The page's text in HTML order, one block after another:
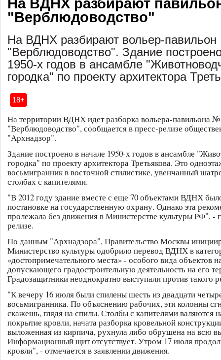
На ВДНХ разбирают
"Верблюдоводство"
На ВДНХ разбирают вольер-
"Верблюдоводство". Здание
1950-х годов в ансамбле
городка" по проекту архитектора
18+
На территории ВДНХ идет разборка вольера-павильона
"Верблюдоводство", сообщается в пресс-релизе
"Архнадзор".
Здание построено в начале 1950-х годов в ансамбле
городка" по проекту архитектора Третьякова. Это
восьмигранник в восточной стилистике, увенчанный
столбах с капителями.
"В 2012 году здание вместе с еще 70 объектами ВДНХ
постановке на государственную охрану. Однако эта
пролежала без движения в Министерстве культуры РФ", -
релизе.
По данным "Архнадзора", Правительство Москвы
Министерство культуры одобрило перевод ВДНХ в
«достопримечательного места» - особого вида объектов
допускающего градостроительную деятельность на его
Градозащитники неоднократно выступали против такого
"К вечеру 16 июля были спилены шесть из двадцати
восьмигранника. По объяснению рабочих, эти колонны
скажешь, глядя на спилы. Столбы с капителями валяются
покрытие кровли, начата разборка кровельной
выложенная из кирпича, рухнула либо обрушена на всю
Информационный щит отсутствует. Утром 17 июля
кровли", - отмечается в заявлении движения.